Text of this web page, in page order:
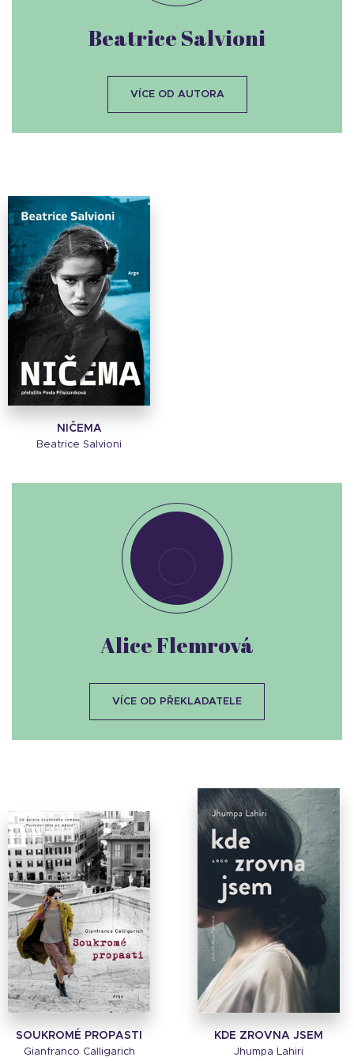
NIČEMA
Beatrice Salvioni
Beatrice Salvioni
VÍCE OD AUTORA
SOUKROMÉ PROPASTI
Gianfranco Calligarich
KDE ZROVNA JSEM
Jhumpa Lahiri
Alice Flemrová
VÍCE OD PŘEKLADATELE